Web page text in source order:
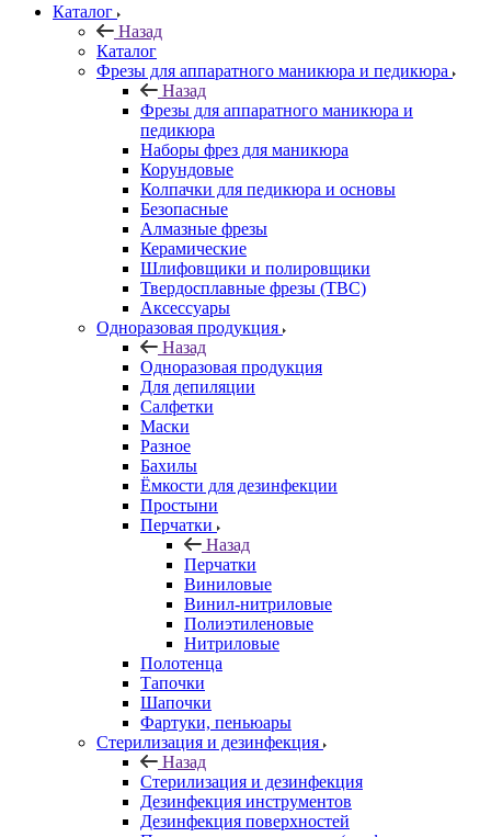
Каталог
Назад
Каталог
Фрезы для аппаратного маникюра и педикюра
Назад
Фрезы для аппаратного маникюра и
педикюра
Наборы фрез для маникюра
Корундовые
Колпачки для педикюра и основы
Безопасные
Алмазные фрезы
Керамические
Шлифовщики и полировщики
Твердосплавные фрезы (ТВС)
Аксессуары
Одноразовая продукция
Назад
Одноразовая продукция
Для депиляции
Салфетки
Маски
Разное
Бахилы
Ёмкости для дезинфекции
Простыни
Перчатки
Назад
Перчатки
Виниловые
Винил-нитриловые
Полиэтиленовые
Нитриловые
Полотенца
Тапочки
Шапочки
Фартуки, пеньюары
Стерилизация и дезинфекция
Назад
Стерилизация и дезинфекция
Дезинфекция инструментов
Дезинфекция поверхностей